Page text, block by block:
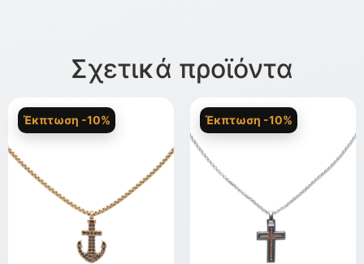
Σχετικά προϊόντα
Έκπτωση -10% Έκπτωση -10%